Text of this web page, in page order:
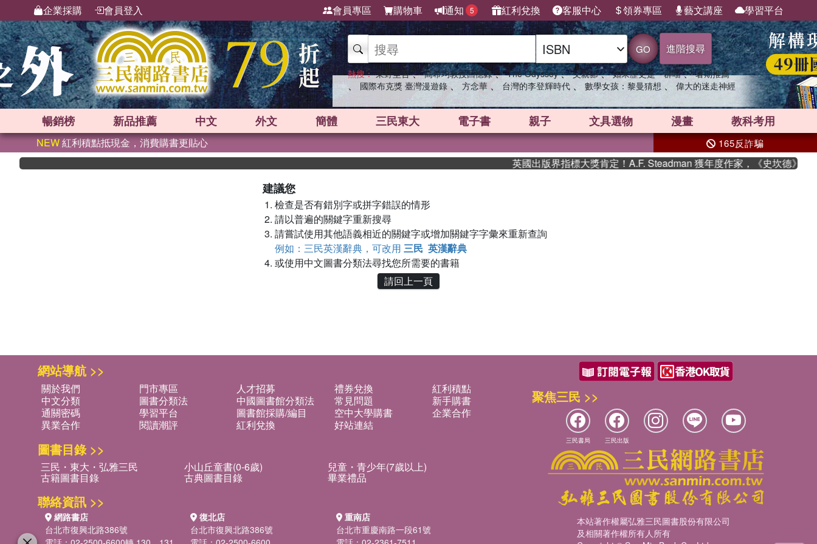
企業採購 會員登入 會員專區 購物車 通知 5 紅利兌換 客服中心 領券專區 藝文講座 學習平台
GO 進階搜尋
熱搜： 東野圭吾 、 高希均教授回憶錄 、 The Odyssey 、 父親節 、 如果歷史是一群喵 、 暑期推薦
、 國際布克獎 臺灣漫遊錄 、 方念華 、 台灣的李登輝時代 、 數學女孩：黎曼猜想 、 偉大的迷走神經
暢銷榜 新品推薦 中文 外文 簡體 三民東大 電子書 親子 文具選物 漫畫 教科考用
NEW紅利積點抵現金，消費購書更貼心 165反詐騙
英國出版界指標大獎肯定！A.F. Steadman 獲年度作家，《史坎德》系列
建議您
檢查是否有錯別字或拼字錯誤的情形
請以普遍的關鍵字重新搜尋
請嘗試使用其他語義相近的關鍵字或增加關鍵字字彙來重新查詢
例如：三民英漢辭典，可改用 三民 英漢辭典
或使用中文圖書分類法尋找您所需要的書籍
請回上一頁
網站導航 >>
關於我們 門市專區 人才招募 禮券兌換
紅利積點
中文分類
圖書分類法 中國圖書館分類法 常見問題
新手購書
通關密碼
學習平台 圖書館採購/編目 空中大學購書
企業合作
異業合作
閱讀潮評 紅利兌換 好站連結
圖書目錄 >>
三民・東大・弘雅三民 小山丘童書(0-6歲) 兒童・青少年(7歲以上)
古籍圖書目錄 古典圖書目錄 畢業禮品
聯絡資訊 >>
網路書店
台北市復興北路386號
復北店
台北市復興北路386號
重南店
台北市重慶南路一段61號
聚焦三民 >>
三民書局 三民出版
本站著作權屬弘雅三民圖書股份有限公司
及相關著作權所有人所有